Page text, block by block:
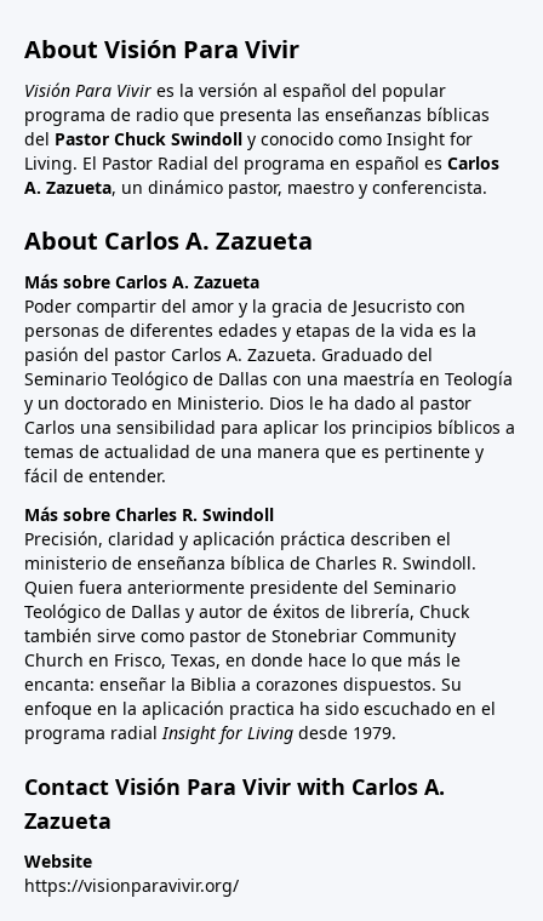
About Visión Para Vivir
Visión Para Vivir es la versión al español del popular
programa de radio que presenta las enseñanzas bíblicas
del Pastor Chuck Swindoll y conocido como Insight for
Living. El Pastor Radial del programa en español es Carlos
A. Zazueta, un dinámico pastor, maestro y conferencista.
About Carlos A. Zazueta
Más sobre Carlos A. Zazueta
Poder compartir del amor y la gracia de Jesucristo con
personas de diferentes edades y etapas de la vida es la
pasión del pastor Carlos A. Zazueta. Graduado del
Seminario Teológico de Dallas con una maestría en Teología
y un doctorado en Ministerio. Dios le ha dado al pastor
Carlos una sensibilidad para aplicar los principios bíblicos a
temas de actualidad de una manera que es pertinente y
fácil de entender.
Más sobre Charles R. Swindoll
Precisión, claridad y aplicación práctica describen el
ministerio de enseñanza bíblica de Charles R. Swindoll.
Quien fuera anteriormente presidente del Seminario
Teológico de Dallas y autor de éxitos de librería, Chuck
también sirve como pastor de Stonebriar Community
Church en Frisco, Texas, en donde hace lo que más le
encanta: enseñar la Biblia a corazones dispuestos. Su
enfoque en la aplicación practica ha sido escuchado en el
programa radialInsight for Living desde 1979.
Contact Visión Para Vivir with Carlos A.
Zazueta
Website
https://visionparavivir.org/